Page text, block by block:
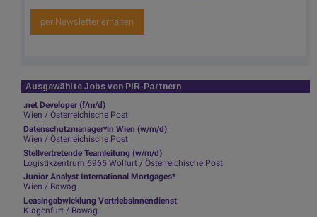
per Newsletter erhalten
Ausgewählte Jobs von PIR-Partnern
.net Developer (f/m/d)
Wien / Österreichische Post
Datenschutzmanager*in Wien (w/m/d)
Wien / Österreichische Post
Stellvertretende Teamleitung (w/m/d)
Logistikzentrum 6965 Wolfurt / Österreichische Post
Junior Analyst International Mortgages*
Wien / Bawag
Leasingabwicklung Vertriebsinnendienst
Klagenfurt / Bawag